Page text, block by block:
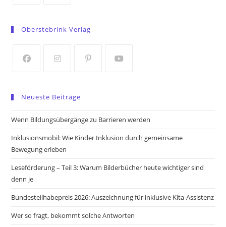
a
tab
tab
Oberstebrink Verlag
a
new
new
a
new
new
Neueste Beiträge
Wenn Bildungsübergänge zu Barrieren werden
Inklusionsmobil: Wie Kinder Inklusion durch gemeinsame
Bewegung erleben
Leseförderung – Teil 3: Warum Bilderbücher heute wichtiger sind
denn je
Bundesteilhabepreis 2026: Auszeichnung für inklusive Kita-Assistenz
Wer so fragt, bekommt solche Antworten